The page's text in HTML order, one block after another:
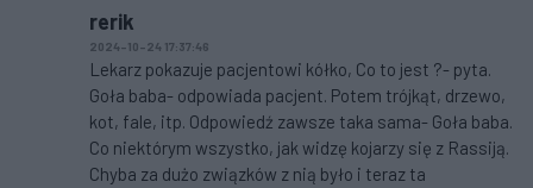
rerik
2024-10-24 17:37:46
Lekarz pokazuje pacjentowi kółko, Co to jest ?- pyta.
Goła baba- odpowiada pacjent. Potem trójkąt, drzewo,
kot, fale, itp. Odpowiedź zawsze taka sama- Goła baba.
Co niektórym wszystko, jak widzę kojarzy się z Rassiją.
Chyba za dużo związków z nią było i teraz ta